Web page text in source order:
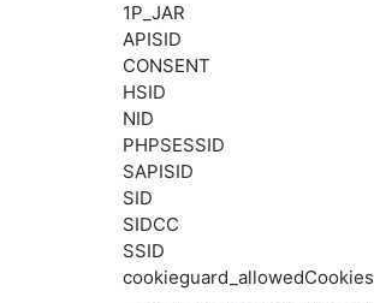
1P_JAR
APISID
CONSENT
HSID
NID
PHPSESSID
SAPISID
SID
SIDCC
SSID
cookieguard_allowedCookies